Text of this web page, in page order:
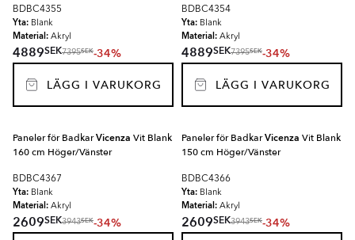
BDBC4355
Yta: Blank
Material: Akryl
4889SEK7395SEK-34%
LÄGG I VARUKORG
BDBC4354
Yta: Blank
Material: Akryl
4889SEK7395SEK-34%
LÄGG I VARUKORG
Paneler för BadkarVicenza Vit Blank
160 cm Höger/Vänster
BDBC4367
Yta: Blank
Material: Akryl
2609SEK3943SEK-34%
Paneler för BadkarVicenza Vit Blank
150 cm Höger/Vänster
BDBC4366
Yta: Blank
Material: Akryl
2609SEK3943SEK-34%